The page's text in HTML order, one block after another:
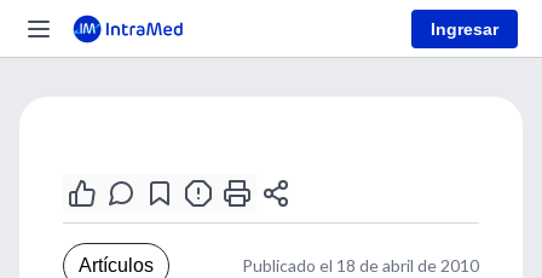
Ingresar
Artículos Publicado el 18 de abril de 2010